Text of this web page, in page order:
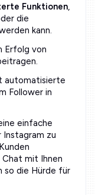
Funktionen,
die
kann.
Erfolg von
automatisierte
Follower in
einfache
Instagram zu
mit Ihnen
so die Hürde für